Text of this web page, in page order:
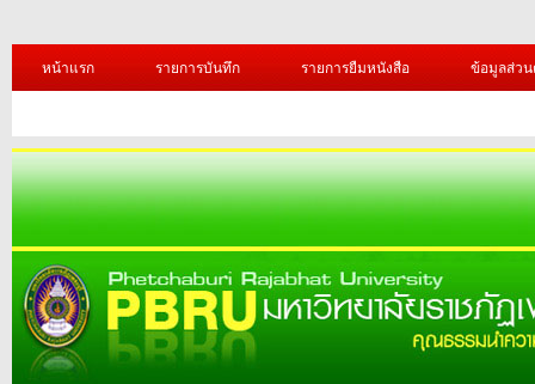
หน้าแรก รายการบันทึก รายการยืมหนังสือ ข้อมูลส่ว